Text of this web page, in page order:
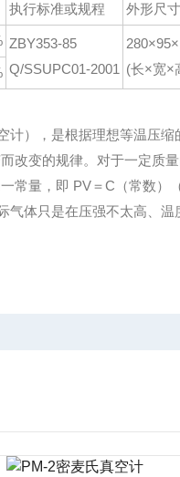
执行标准或规程 外形尺寸
ZBY353-85
Q/SSUPC01-2001 (长×宽×
），是根据理想等温压缩
改变的规律。对于一定质
常量，即 PV＝C（常数）
体只是在压强不太高、温